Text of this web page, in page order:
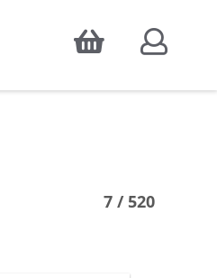
Accepter
pour
7 / 520